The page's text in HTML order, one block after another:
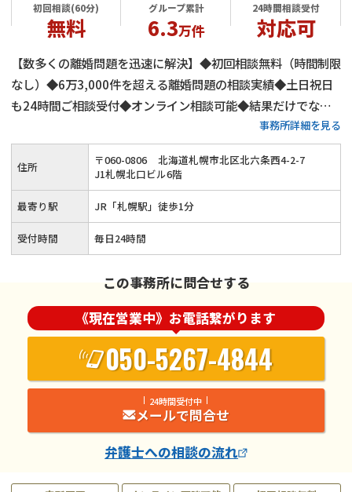
初回相談(60分)
無料
グループ累計
6.3万件
24時間相談受付
対応可
【数多くの離婚問題を迅速に解決】◆初回相談無料（時間制限
なし）◆6万3,000件を超える離婚問題の相談実績◆土日祝日
も24時間ご相談受付◆オンライン相談可能◆結果だけでなく
問題解決のプロセスも重視◆弁護士費用の分割払い可能◆不倫
慰謝料から性格の不一致など法律上の離婚原因がない問題まで
幅広く対応◆JR「札幌駅」から徒歩1分
事務所詳細を見る
住所 〒060-0806
北海道札幌市北区北六条西4-2-7
J1札幌北口ビル6階
最寄り駅 JR「札幌駅」徒歩1分
受付時間 毎日24時間
この事務所に問合せする
《現在営業中》お電話繋がります
050-5267-4844
24時間受付中
メールで問合せ
弁護士への相談の流れ